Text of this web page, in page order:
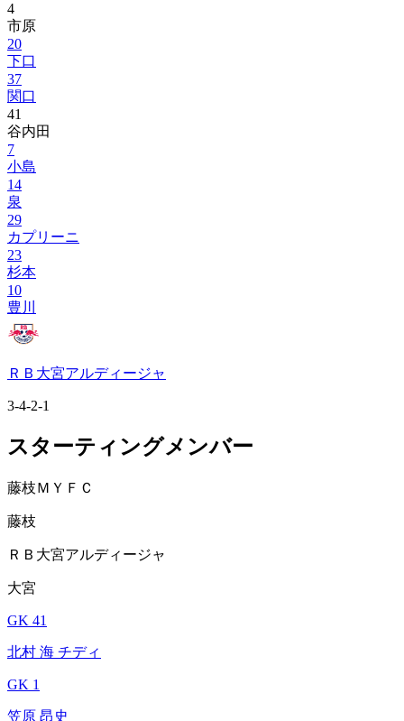
4
市原
20
下口
37
関口
41
谷内田
7
小島
14
泉
29
カプリーニ
23
杉本
10
豊川
ＲＢ大宮アルディージャ
3-4-2-1
スターティングメンバー
藤枝ＭＹＦＣ
藤枝
ＲＢ大宮アルディージャ
大宮
GK 41
北村 海 チディ
GK 1
笠原 昂史